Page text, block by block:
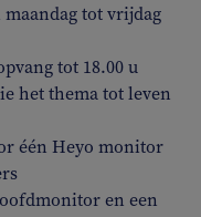
tot vrijdag
tot 18.00 u
het thema tot leven
één Heyo monitor
en een